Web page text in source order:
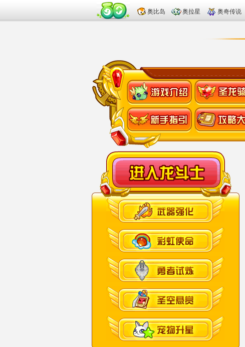
奥比岛 奥拉星 奥奇传说